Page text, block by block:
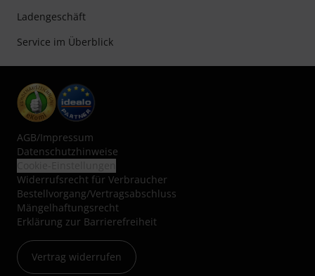
Ladengeschäft
Service im Überblick
AGB/Impressum
Datenschutzhinweise
Widerrufsrecht für Verbraucher
Bestellvorgang/Vertragsabschluss
Mängelhaftungsrecht
Erklärung zur Barrierefreiheit
Vertrag widerrufen